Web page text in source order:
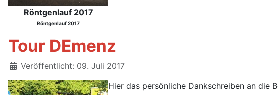
Röntgenlauf 2017
Röntgenlauf 2017
Tour DEmenz
Details
Veröffentlicht: 09. Juli 2017
Hier das persönliche Dankschreiben an die